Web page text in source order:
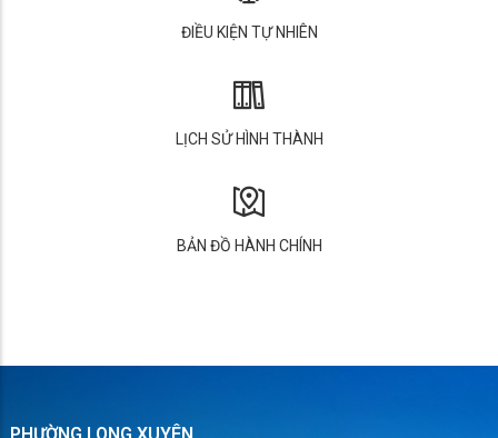
ĐIỀU KIỆN TỰ NHIÊN
LỊCH SỬ HÌNH THÀNH
BẢN ĐỒ HÀNH CHÍNH